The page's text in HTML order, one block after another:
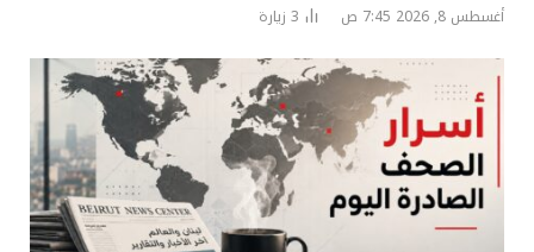
أغسطس 8, 2026 7:45 ص 3 زيارة